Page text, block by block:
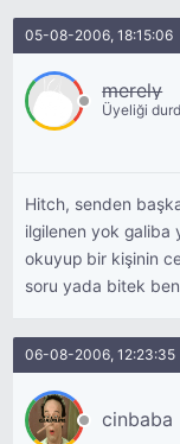
05-08-2006, 18:15:06
merely
Üyeliği
Hitch, senden
ilgilenen yok galiba
okuyup bir kişinin
soru yada bitek
06-08-2006, 12:23:35
cinbaba